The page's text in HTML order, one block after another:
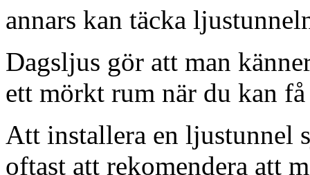
annars kan täcka
Dagsljus gör att man
ett mörkt rum när du kan
Att installera en ljustunnel
oftast att rekomendera att